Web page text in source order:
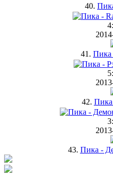
40.
41. Пика
42. Пика
43. Пика -